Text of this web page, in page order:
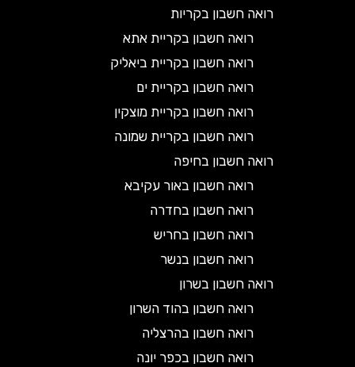
רואה חשבון בקריות
רואה חשבון בקריית אתא
רואה חשבון בקריית ביאליק
רואה חשבון בקריית ים
רואה חשבון בקריית מוצקין
רואה חשבון בקריית שמונה
רואה חשבון בחיפה
רואה חשבון באור עקיבא
רואה חשבון בחדרה
רואה חשבון בחריש
רואה חשבון בנשר
רואה חשבון בשרון
רואה חשבון בהוד השרון
רואה חשבון בהרצליה
רואה חשבון בכפר יונה